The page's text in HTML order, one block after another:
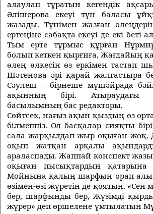
алаулап тұратын кегендiк
Әлiшерова екеуi түн баласы
жазады. Түнiмен жазған
ертеңiне сабақта екеуi де екi бетi
Тым ерте тұрмыс құрған
болып кеткен қырғиға, Жағдайың
өлең өлкесiн өз еркiмен тастап
Шәтенова әрi қарай жалғастыра
Сәулеш – бiрнеше мүшәйрада
ақынның бiрi. Атыраудағы
басылымның бас редакторы.
Сөйтсек, нағыз ақын қыздың өз
бiлмеппiз. Ол басқалар сияқты
сала жарқылдап жыр оқыған жоқ.
оқып жатқан арқалы
араласпады. Жаппай конспект
оқыған пысықтардың
Мойнына қалың шарфын орап
өзiмен-өзi жүретiн де қоятын.
бер, шарфыңды бер, Жүзімді
жүрер» деп өршелене ұмтылатын